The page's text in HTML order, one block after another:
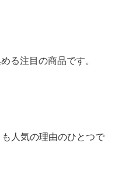
る注目の商品です。
人気の理由のひとつで